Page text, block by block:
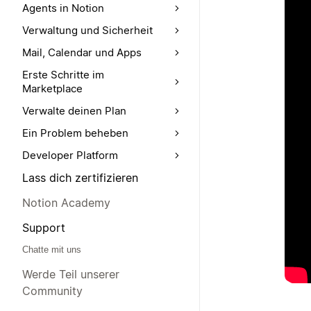
Agents in Notion
Verwaltung und Sicherheit
Mail, Calendar und Apps
Erste Schritte im
Marketplace
Verwalte deinen Plan
Ein Problem beheben
Developer Platform
Lass dich zertifizieren
Notion Academy
Support
Chatte mit uns
Werde Teil unserer
Community